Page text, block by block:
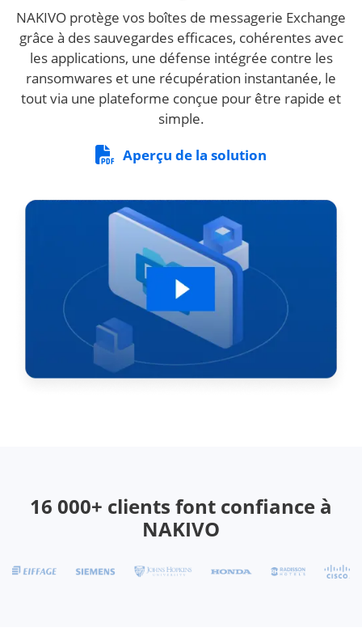
NAKIVO protège vos boîtes de messagerie Exchange
grâce à des sauvegardes efficaces, cohérentes avec
les applications, une défense intégrée contre les
ransomwares et une récupération instantanée, le
tout via une plateforme conçue pour être rapide et
simple.
Aperçu de la solution
16 000+ clients font confiance à
NAKIVO